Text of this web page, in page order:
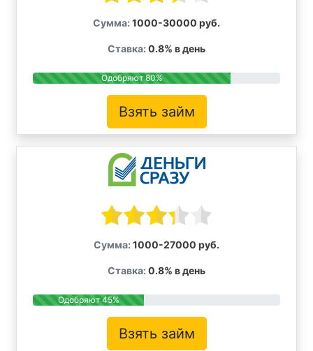
Сумма: 1000-30000 руб.
Ставка: 0.8% в день
Одобряют 80%
Взять займ
Сумма: 1000-27000 руб.
Ставка: 0.8% в день
Одобряют 45%
Взять займ